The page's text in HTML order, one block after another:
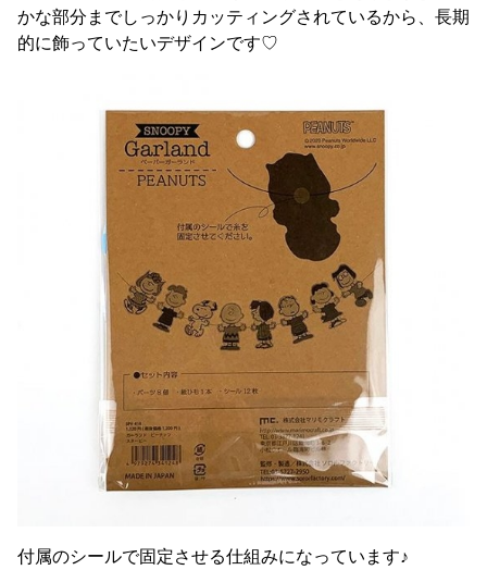
かな部分までしっかりカッティングされているから、長期
的に飾っていたいデザインです♡
付属のシールで固定させる仕組みになっています♪